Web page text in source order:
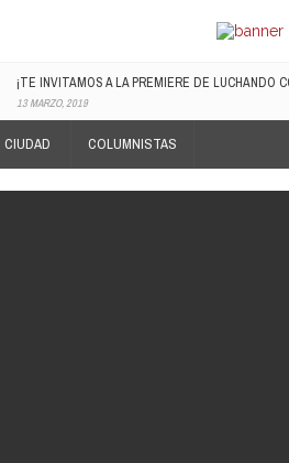
RECONOCE MX TE REGALA EL COMPILADO
19 JULIO, 2016
CIUDAD COLUMNISTAS